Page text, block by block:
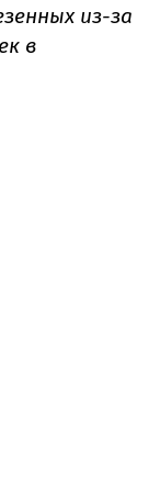
из-за
в